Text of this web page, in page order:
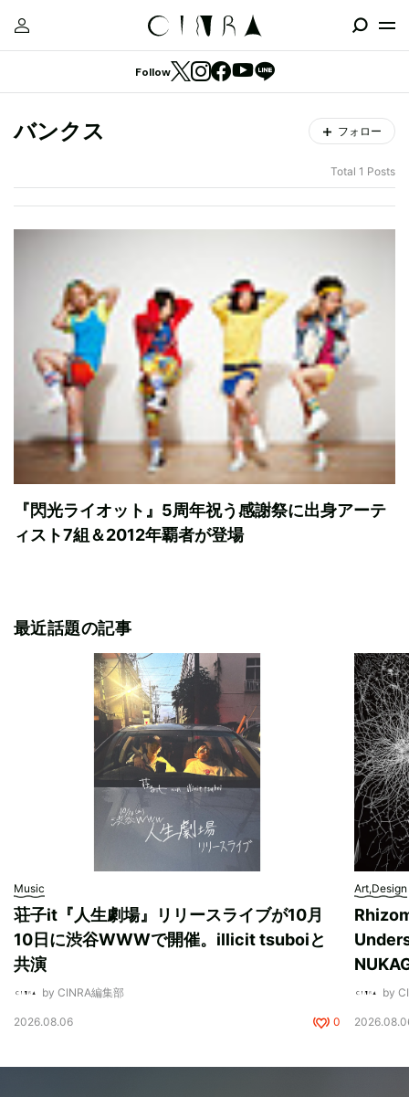
Follow
バンクス フォロー
Total 1 Posts
『閃光ライオット』5周年祝う感謝祭に出身アーテ
ィスト7組＆2012年覇者が登場
最近話題の記事
Music
荘子it『人生劇場』リリースライブが10月
10日に渋谷WWWで開催。illicit tsuboiと
共演
by CINRA編集部
2026.08.06 0
Art,Design
by